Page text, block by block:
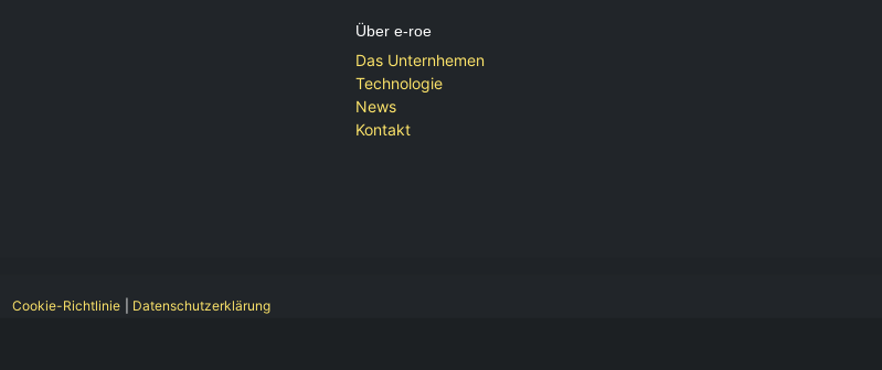
Über e-roe
Das Unternhemen
Technologie
News
Kontakt
Cookie-Richtlinie Datenschutzerklärung